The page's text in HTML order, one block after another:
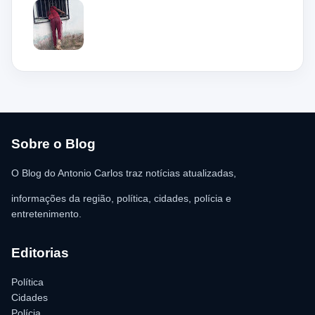
Bacabeira. Segundo informações da Polícia Militar, o suspeito,
de 36 anos, teria tentado invadir um estabelecimento comercial,
mas acabou ficando preso na grade do imóvel. Ao chegar ao
local, a guarnição encontrou o homem deitado no chão,
aparentando estar desacordado. De acordo com a vítima,
chegada dos policiais. O Serviço de Atendimento Móvel de
para as providências legais.
Sobre o Blog
O Blog do Antonio Carlos traz notícias atualizadas,
informações da região, política, cidades, polícia e
entretenimento.
Editorias
Política
Cidades
Polícia